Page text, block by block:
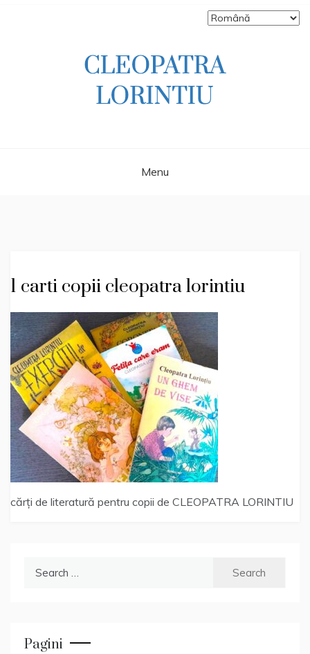
Menu
1 carti copii cleopatra lorintiu
cărți de literatură pentru copii de CLEOPATRA LORINTIU
Pagini